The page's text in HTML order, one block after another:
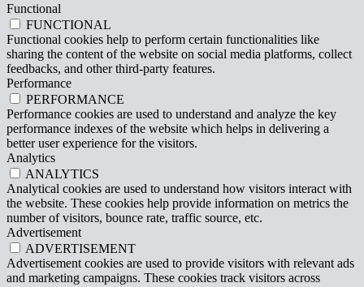
Functional
FUNCTIONAL
Functional cookies help to perform certain functionalities like
sharing the content of the website on social media platforms, collect
feedbacks, and other third-party features.
Performance
PERFORMANCE
Performance cookies are used to understand and analyze the key
performance indexes of the website which helps in delivering a
better user experience for the visitors.
Analytics
ANALYTICS
Analytical cookies are used to understand how visitors interact with
the website. These cookies help provide information on metrics the
number of visitors, bounce rate, traffic source, etc.
Advertisement
ADVERTISEMENT
Advertisement cookies are used to provide visitors with relevant ads
and marketing campaigns. These cookies track visitors across